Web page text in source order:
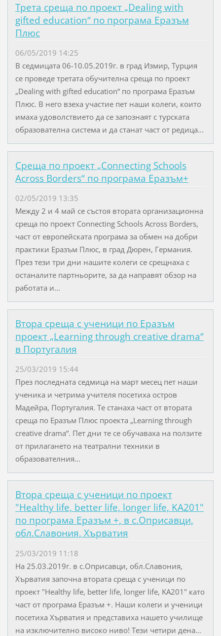
Трета среща по проект „Dealing with
gifted education“ по програма Еразъм
Плюс
06/05/2019 14:25
В седмицата 06-10.05.2019г. в град Измир, Турция
се проведе третата обучителна среща по проект
„Dealing with gifted education“ по програма Еразъм
Плюс. В него взеха участие пет наши колеги, които
имаха удоволствието да се запознаят с турската
образователна система и да станат част от редица...
Среща по проект „Connecting Schools
Across Borders“ по програма Еразъм+
02/05/2019 13:35
Между 2 и 4 май се състоя втората организационна
среща по проект Connecting Schools Across Borders,
част от европейската програма за обмен на добри
практики Еразъм Плюс, в град Дюрен, Германия.
През тези три дни нашите колеги се срещнаха с
останалите партньорите, за да направят обзор на
работата и...
Втора среща с ученици по Еразъм
проект „Learning through creative drama“
в Португалия
25/03/2019 15:44
През последната седмица на март месец пет наши
ученика и четрима учителя посетиха остров
Мадейра, Португалия. Те станаха част от втората
среща по Еразъм Плюс проекта „Learning through
creative drama“. Пет дни те се обучаваха на ползите
от прилагането на театрални техники в
образователния...
Втора среща с ученици по проект
"Healthy life, better life, longer life, KA201"
по програма Еразъм +, в с.Оприсавци,
обл.Славония, Хърватия
25/03/2019 11:18
На 25.03.2019г. в с.Оприсавци, обл.Славония,
Хърватия започна втората среща с ученици по
проект "Healthy life, better life, longer life, KA201" като
част от програма Еразъм +. Наши колеги и ученици
посетиха Хърватия и представиха нашето училище
на изключително високо ниво! Тези четири дена...